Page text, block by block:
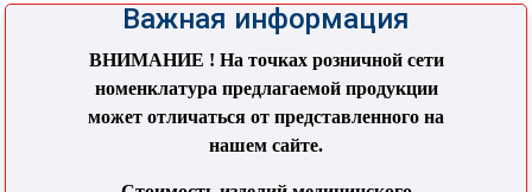
Важная информация
ВНИМАНИЕ ! На точках розничной сети
номенклатура предлагаемой продукции
может отличаться от представленного на
нашем сайте.